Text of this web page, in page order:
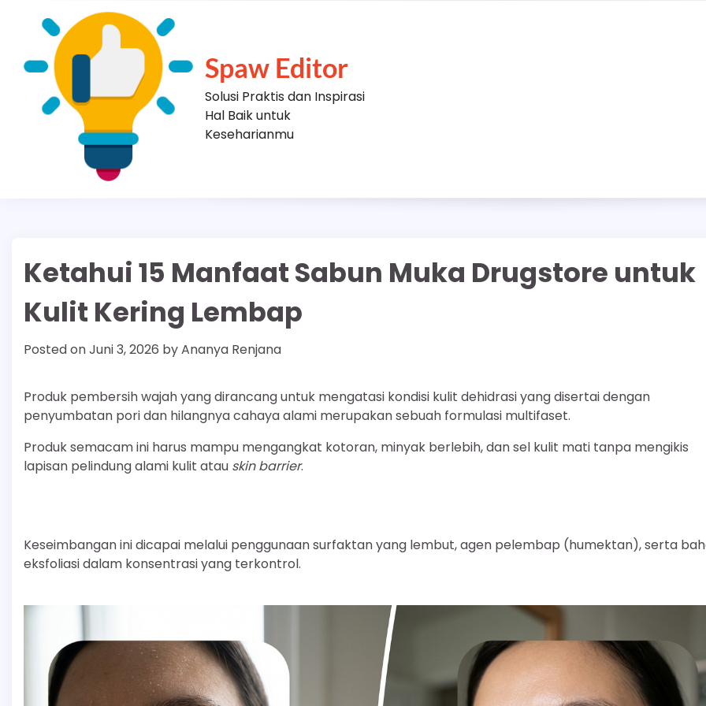
Spaw Editor
Solusi Praktis dan Inspirasi
Hal Baik untuk
Keseharianmu
Ketahui 15 Manfaat Sabun Muka Drugstore untuk
Kulit Kering Lembap
Posted onJuni 3, 2026 byAnanya Renjana
Produk pembersih wajah yang dirancang untuk mengatasi kondisi kulit dehidrasi yang disertai dengan
penyumbatan pori dan hilangnya cahaya alami merupakan sebuah formulasi multifaset.
Produk semacam ini harus mampu mengangkat kotoran, minyak berlebih, dan sel kulit mati tanpa mengikis
lapisan pelindung alami kulit atau skin barrier.
Keseimbangan ini dicapai melalui penggunaan surfaktan yang lembut, agen pelembap (humektan), serta
eksfoliasi dalam konsentrasi yang terkontrol.